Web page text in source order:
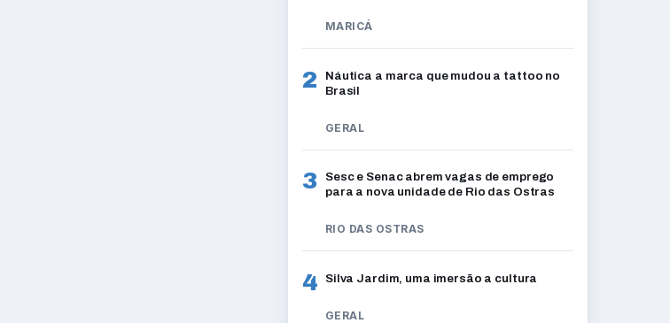
MARICÁ
2
Náutica a marca que mudou a tattoo no
Brasil
GERAL
3
Sesc e Senac abrem vagas de emprego
para a nova unidade de Rio das Ostras
RIO DAS OSTRAS
4 Silva Jardim, uma imersão a cultura
GERAL